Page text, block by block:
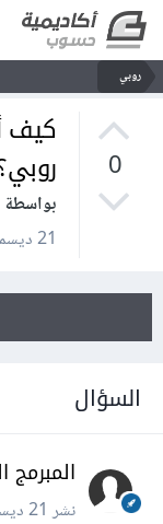
روبي
0
كيف
روبي؟
بواسطة
21 ديسمبر 2015
السؤال
المبرمج
نشر21 ديسمبر 2015